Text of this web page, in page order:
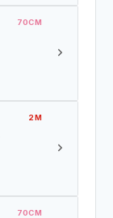
70CM
chevron_right
2M
chevron_right
70CM